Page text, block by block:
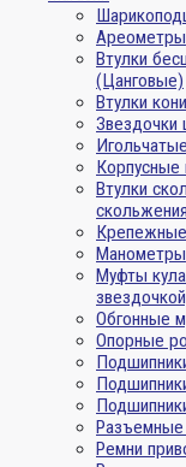
Ареометры
Втулки
(Цанговые)
Втулки
Звездочки
Втулки
Манометры
Муфты
Обгонные
Опорные
Ремни